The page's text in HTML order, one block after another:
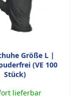
Größe L |
(VE 100
Stück)
lieferbar